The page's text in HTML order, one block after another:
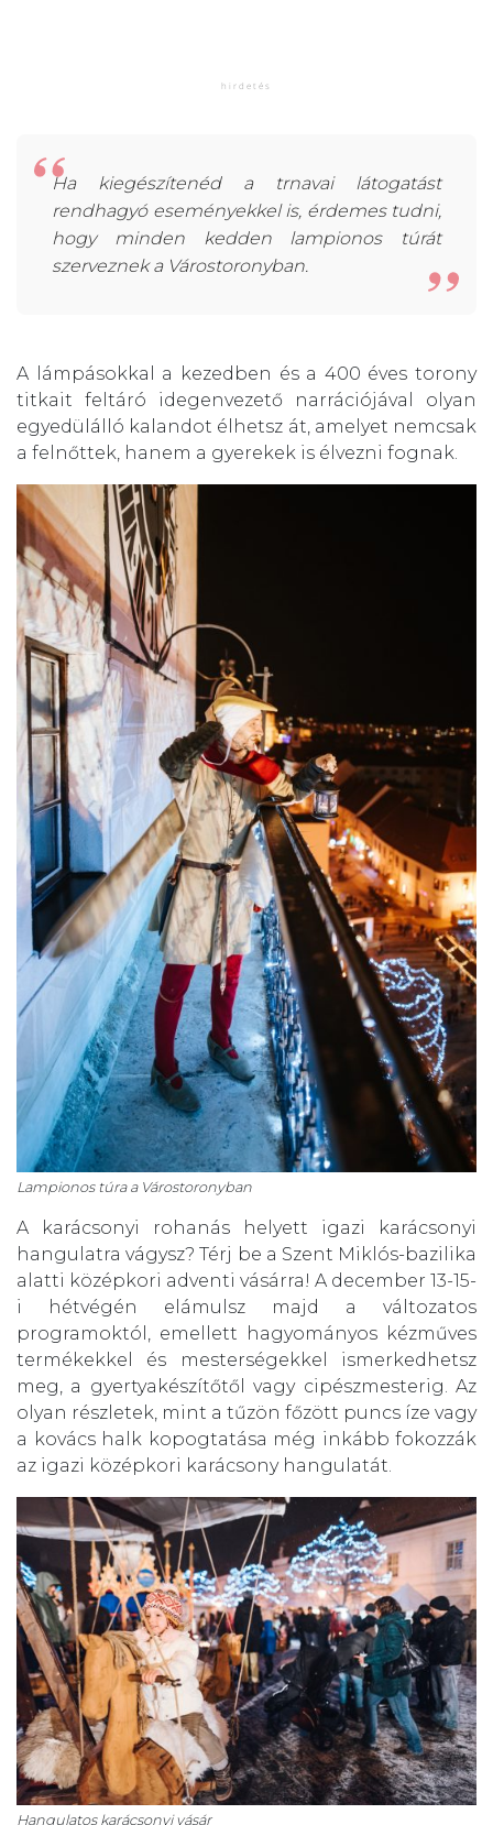
Ha kiegészítenéd a trnavai látogatást
rendhagyó eseményekkel is, érdemes tudni,
hogy minden kedden lampionos túrát
szerveznek a Várostoronyban.
A lámpásokkal a kezedben és a 400 éves torony
titkait feltáró idegenvezető narrációjával olyan
egyedülálló kalandot élhetsz át, amelyet nemcsak
a felnőttek, hanem a gyerekek is élvezni fognak.
Lampionos túra a Várostoronyban
A karácsonyi rohanás helyett igazi karácsonyi
hangulatra vágysz? Térj be a Szent Miklós-bazilika
alatti középkori adventi vásárra! A december 13-15-
i hétvégén elámulsz majd a változatos
programoktól, emellett hagyományos kézműves
termékekkel és mesterségekkel ismerkedhetsz
meg, a gyertyakészítőtől vagy cipészmesterig. Az
olyan részletek, mint a tűzön főzött puncs íze vagy
a kovács halk kopogtatása még inkább fokozzák
az igazi középkori karácsony hangulatát.
Hangulatos karácsonyi vásár